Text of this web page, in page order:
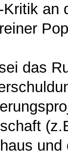
an
das